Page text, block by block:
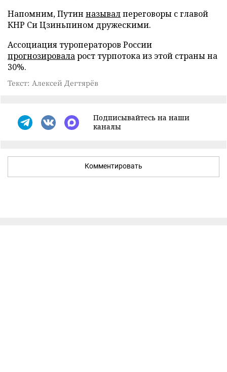
Напомним, Путин называлпереговоры с главой
КНР Си Цзиньпином дружескими.
Ассоциация туроператоров России
прогнозироваларост турпотока из этой страны на
30%.
Текст: Алексей Дегтярёв
Подписывайтесь на наши
каналы
Комментировать